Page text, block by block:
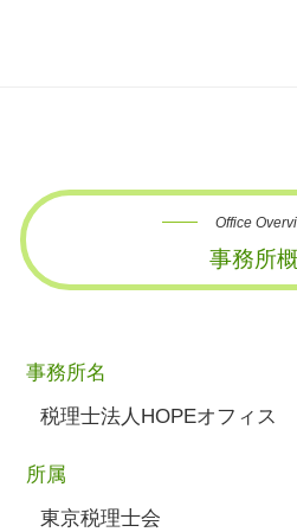
Office
事務所
事務所名
税理士法人HOPEオフィス
所属
東京税理士会